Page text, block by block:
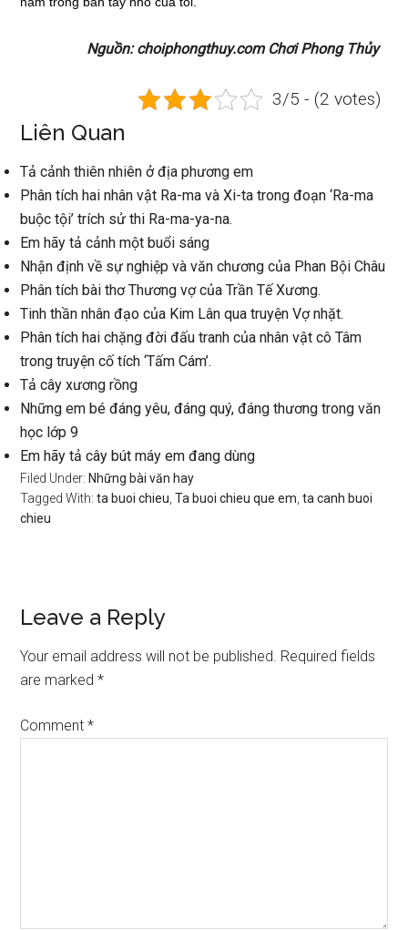
Nguồn: choiphongthuy.com Chơi Phong Thủy
3/5 - (2 votes)
Liên Quan
Tả cảnh thiên nhiên ở địa phương em
Phân tích hai nhân vật Ra-ma và Xi-ta trong đoạn ‘Ra-ma
buộc tội’ trích sử thi Ra-ma-ya-na.
Em hãy tả cảnh một buổi sáng
Nhận định về sự nghiệp và văn chương của Phan Bội Châu
Phân tích bài thơ Thương vợ của Trần Tế Xương.
Tinh thần nhân đạo của Kim Lân qua truyện Vợ nhặt.
Phân tích hai chặng đời đấu tranh của nhân vật cô Tâm
trong truyện cố tích ‘Tấm Cám’.
Tả cây xương rồng
Những em bé đáng yêu, đáng quý, đáng thương trong văn
học lớp 9
Em hãy tả cây bút máy em đang dùng
Filed Under: Những bài văn hay
Tagged With:ta buoi chieu ,Ta buoi chieu que em ,ta canh buoi
chieu
Reader
Interactions
Leave a Reply
Your email address will not be published. Required fields
are marked*
Comment*